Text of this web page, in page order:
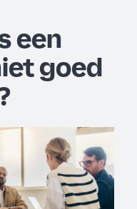
een
goed